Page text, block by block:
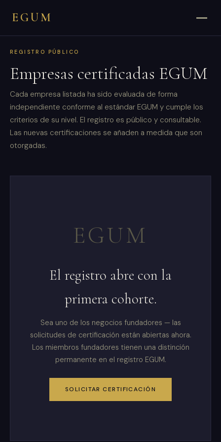
EGUM
REGISTRO PÚBLICO
Empresas certificadas EGUM
Cada empresa listada ha sido evaluada de forma
independiente conforme al estándar EGUM y cumple los
criterios de su nivel. El registro es público y consultable.
Las nuevas certificaciones se añaden a medida que son
otorgadas.
EGUM
El registro abre con la
primera cohorte.
Sea uno de los negocios fundadores — las
solicitudes de certificación están abiertas ahora.
Los miembros fundadores tienen una distinción
permanente en el registro EGUM.
SOLICITAR CERTIFICACIÓN